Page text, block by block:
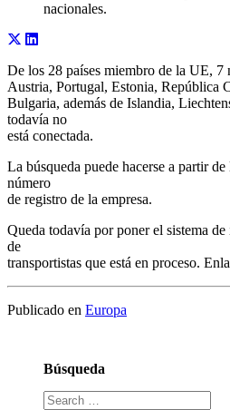
nacionales.
De los 28 países miembro de la UE, 7
Austria, Portugal, Estonia, República
Bulgaria, además de Islandia,
todavía no
está conectada.
La búsqueda puede hacerse a partir
número
de registro de la empresa.
Queda todavía por poner el sistema
de
transportistas que está en proceso.
Publicado en Europa
Búsqueda